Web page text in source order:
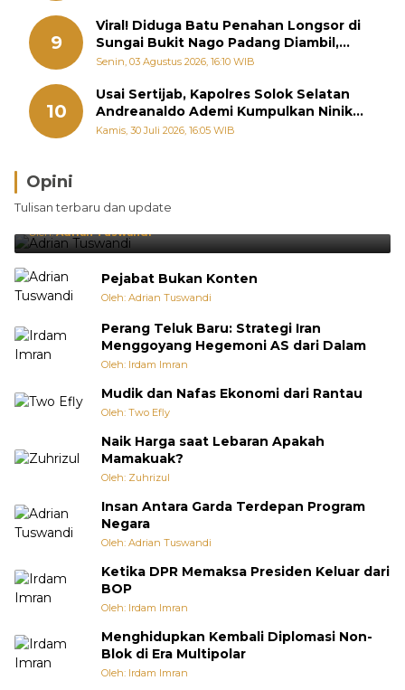
9
Viral! Diduga Batu Penahan Longsor di
Sungai Bukit Nago Padang Diambil,
Warga Khawatir Bencana Terulang
Senin, 03 Agustus 2026, 16:10 WIB
10
Usai Sertijab, Kapolres Solok Selatan
Andreanaldo Ademi Kumpulkan Ninik
Mamak Bahas Kamtibmas dan Judi
Kamis, 30 Juli 2026, 16:05 WIB
Opini
Tulisan terbaru dan update
Brasil Lebih Diunggulkan, tetapi Jepang Selalu
Punya Cara Membuat Kejutan
Oleh:Adrian Tuswandi
Pejabat Bukan Konten
Oleh: Adrian Tuswandi
Perang Teluk Baru: Strategi Iran
Menggoyang Hegemoni AS dari Dalam
Oleh: Irdam Imran
Mudik dan Nafas Ekonomi dari Rantau
Oleh: Two Efly
Naik Harga saat Lebaran Apakah
Mamakuak?
Oleh: Zuhrizul
Insan Antara Garda Terdepan Program
Negara
Oleh: Adrian Tuswandi
Ketika DPR Memaksa Presiden Keluar dari
BOP
Oleh: Irdam Imran
Menghidupkan Kembali Diplomasi Non-
Blok di Era Multipolar
Oleh: Irdam Imran